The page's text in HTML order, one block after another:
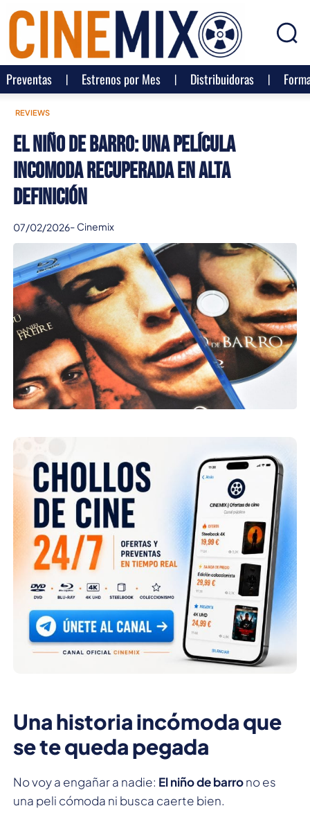
Preventas Estrenos por Mes Distribuidoras
REVIEWS
El niño de barro: una película
incomoda recuperada en alta
definición
07/02/2026- Cinemix
Una historia incómoda que
se te queda pegada
No voy a engañar a nadie: El niño de barrono es
una peli cómoda ni busca caerte bien.